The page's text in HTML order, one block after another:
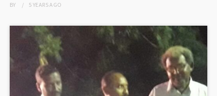
BY 5 YEARSAGO